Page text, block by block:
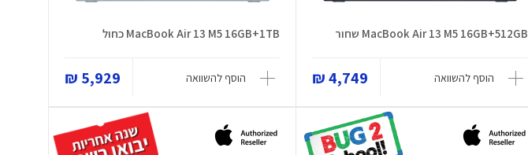
MacBook Air 13 M5 16GB+512GB שחור
הוסף להשוואה 4,749 ₪
MacBook Air 13 M5 16GB+1TB כחול
הוסף להשוואה 5,929 ₪